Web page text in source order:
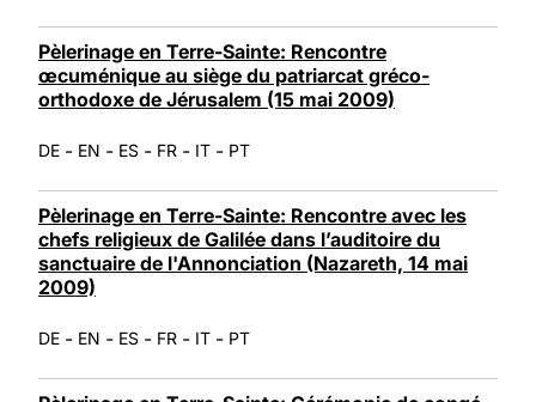
Pèlerinage en Terre-Sainte: Rencontre
œcuménique au siège du patriarcat gréco-
orthodoxe de Jérusalem (15 mai 2009)
DE - EN - ES - FR - IT - PT
Pèlerinage en Terre-Sainte: Rencontre avec les
chefs religieux de Galilée dans l’auditoire du
sanctuaire de l'Annonciation (Nazareth, 14 mai
2009)
DE - EN - ES - FR - IT - PT